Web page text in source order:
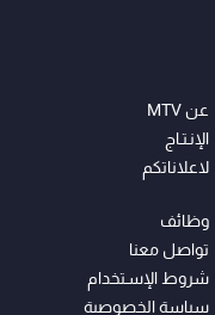
عن MTV
الإنـتـاج
لاعلاناتكم
وظائف
تواصل معنا
شروط الإسـتخدام
سياسة الخصوصية